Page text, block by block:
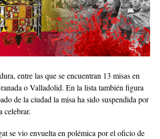
entre las que se encuentran 13 misas en
o Valladolid. En la lista también figura
de la ciudad la misa ha sido suspendida por
celebrar.
se vio envuelta en polémica por el oficio de